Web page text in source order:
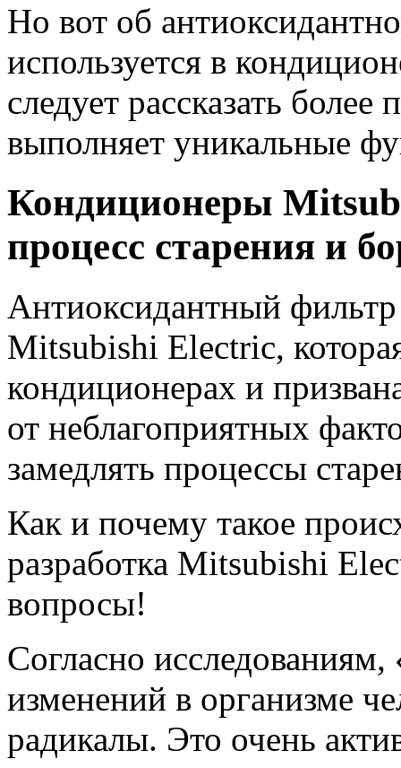
Но вот об
используется в
следует рассказать
выполняет уникальные
Кондиционеры
процесс старения и
Антиоксидантный фильтр
Mitsubishi Electric,
кондиционерах и
от неблагоприятных
замедлять процессы
Как и почему такое
разработка Mitsubishi
вопросы!
Согласно
изменений в организме
радикалы. Это очень